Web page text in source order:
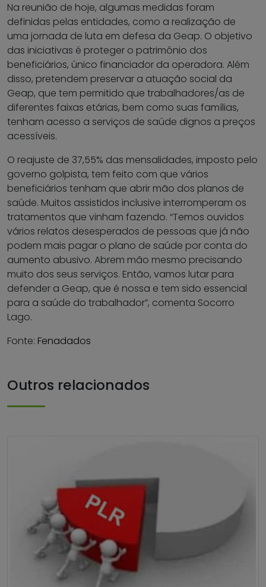
Na reunião de hoje, algumas medidas foram
definidas pelas entidades, como a realização de
uma jornada de luta em defesa da Geap. O objetivo
das iniciativas é proteger o patrimônio dos
beneficiários, único financiador da operadora. Além
disso, pretendem preservar a atuação social da
Geap, que tem permitido que trabalhadores/as de
diferentes faixas etárias, bem como suas famílias,
tenham acesso a serviços de saúde dignos a preços
acessíveis.
O reajuste de 37,55% das mensalidades, imposto pelo
governo golpista, tem feito com que vários
beneficiários tenham que abrir mão dos planos de
saúde. Muitos assistidos inclusive interromperam os
tratamentos que vinham fazendo. “Temos ouvidos
vários relatos desesperados de pessoas que já não
podem mais pagar o plano de saúde por conta do
aumento abusivo. Abrem mão mesmo precisando
muito dos seus serviços. Então, vamos lutar para
defender a Geap, que é nossa e tem sido essencial
para a saúde do trabalhador”, comenta Socorro
Lago.
Fonte: Fenadados
Outros relacionados